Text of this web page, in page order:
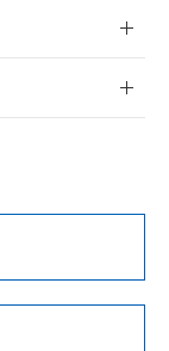
以下を必ずお読
承認
ンス
KR型式
（韓国